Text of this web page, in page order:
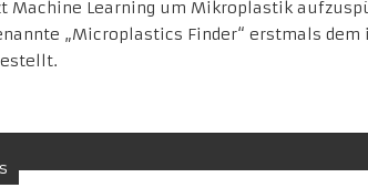
Machine Learning um Mikroplastik
„Microplastics Finder“ erstmals